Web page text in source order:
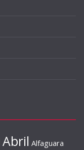
Abril Alfaguara